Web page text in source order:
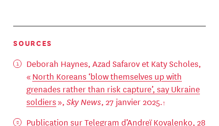
SOURCES
Deborah Haynes, Azad Safarov et Katy Scholes,
« North Koreans ‘blow themselves up with
grenades rather than risk capture’, say Ukraine
soldiers», Sky News, 27 janvier 2025.
Publication sur Telegram d’Andreï Kovalenko, 28